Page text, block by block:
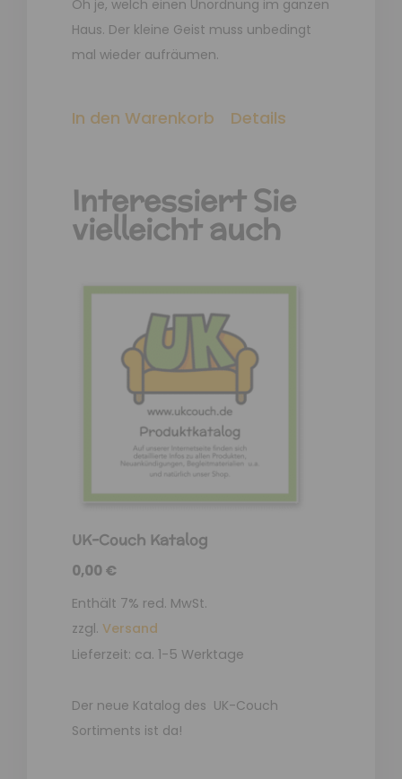
Oh je, welch einen Unordnung im ganzen
Haus. Der kleine Geist muss unbedingt
mal wieder aufräumen.
In den Warenkorb Details
Interessiert Sie
vielleicht auch
UK-Couch Katalog
0,00€
Enthält 7% red. MwSt.
zzgl. Versand
Lieferzeit: ca. 1-5 Werktage
Der neue Katalog des UK-Couch
Sortiments ist da!